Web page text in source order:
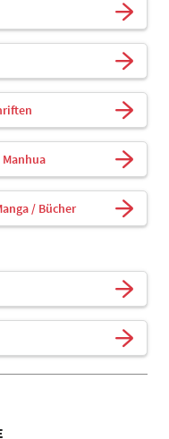
Manhua
/ Bücher